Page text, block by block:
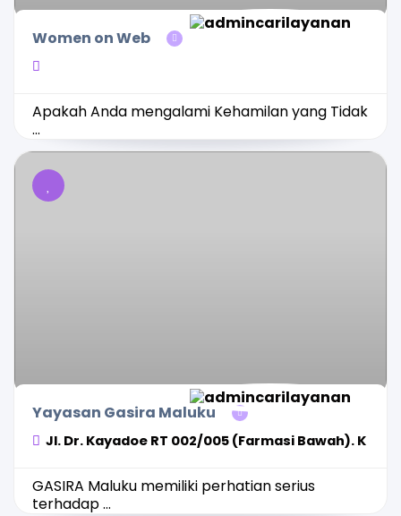
Women on Web
Apakah Anda mengalami Kehamilan yang Tidak
...
Yayasan Gasira Maluku
Jl. Dr. Kayadoe RT 002/005 (Farmasi Bawah). K
GASIRA Maluku memiliki perhatian serius
terhadap ...